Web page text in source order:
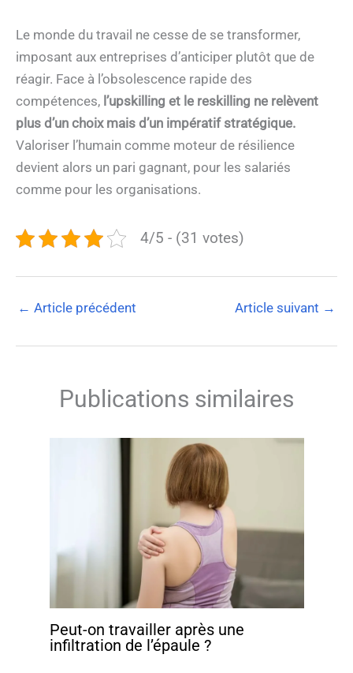
Le monde du travail ne cesse de se transformer,
imposant aux entreprises d’anticiper plutôt que de
réagir. Face à l’obsolescence rapide des
compétences, l’upskilling et le reskilling ne relèvent
plus d’un choix mais d’un impératif stratégique.
Valoriser l’humain comme moteur de résilience
devient alors un pari gagnant, pour les salariés
comme pour les organisations.
4/5 - (31 votes)
← Article précédent Article suivant →
Publications similaires
Peut-on travailler après une
infiltration de l’épaule ?